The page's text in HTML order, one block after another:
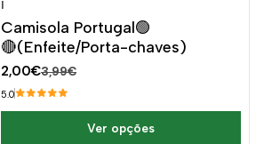
-50% DESCONTO
|
Camisola Portugal🟢
🔴(Enfeite/Porta-chaves)
2,00€3,99€
5.0
Ver opções